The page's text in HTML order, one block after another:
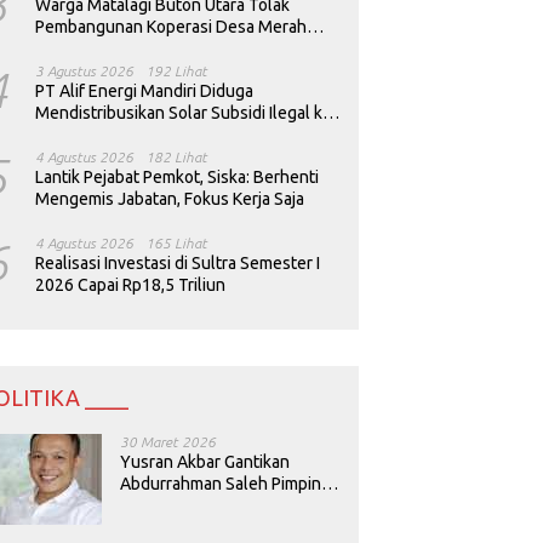
Warga Matalagi Buton Utara Tolak
Pembangunan Koperasi Desa Merah
3 Agustus 2026 192 Lihat
PT Alif Energi Mandiri Diduga
Mendistribusikan Solar Subsidi Ilegal ke
4 Agustus 2026 182 Lihat
Lantik Pejabat Pemkot, Siska: Berhenti
Mengemis Jabatan, Fokus Kerja Saja
4 Agustus 2026 165 Lihat
Realisasi Investasi di Sultra Semester I
2026 Capai Rp18,5 Triliun
____
30 Maret 2026
Yusran Akbar Gantikan
Abdurrahman Saleh Pimpin